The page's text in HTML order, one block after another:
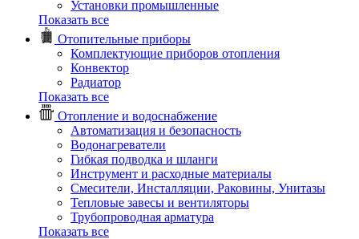
Установки промышленные
Показать все
Отопительные приборы
Комплектующие приборов отопления
Конвектор
Радиатор
Показать все
Отопление и водоснабжение
Автоматизация и безопасность
Водонагреватели
Гибкая подводка и шланги
Инструмент и расходные материалы
Смесители, Инсталляции, Раковины, Унитазы
Тепловые завесы и вентиляторы
Трубопроводная арматура
Показать все